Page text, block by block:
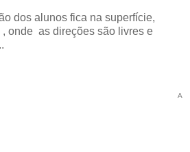
dos alunos fica na superfície,
onde as direções são livres e
A